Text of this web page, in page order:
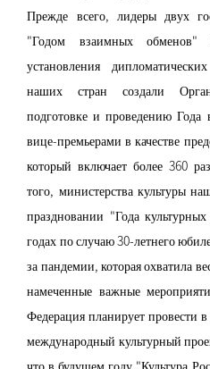
Прежде всего, лидеры двух
"Годом взаимных обменов"
установления
наших стран создали
подготовке и проведению
вице-премьерами в качестве
который включает более 360
того, министерства культуры
праздновании "Года
годах по случаю 30-летнего
за пандемии, которая охватила
намеченные важные
Федерация планирует провести
международный культурный
что в будущем году "Культура